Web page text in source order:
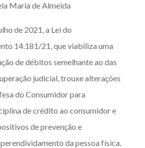
Maria de Almeida
de 2021, a Lei do
14.181/21, que viabiliza uma
de débitos semelhante ao das
judicial, trouxe alterações
do Consumidor para
de crédito ao consumidor e
de prevenção e
da pessoa física.